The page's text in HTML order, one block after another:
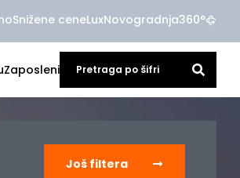
Snižene ceneLuxNovogradnja360°
Zaposleni
Još filtera